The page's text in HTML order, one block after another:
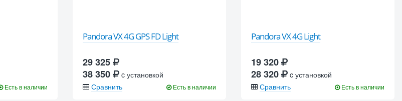
Есть в наличии
Pandora VX 4G GPS FD Light
29 325
38 350
c установкой
Сравнить
Есть в наличии
Pandora VX 4G Light
19 320
28 320
c установкой
Сравнить
Есть в наличии